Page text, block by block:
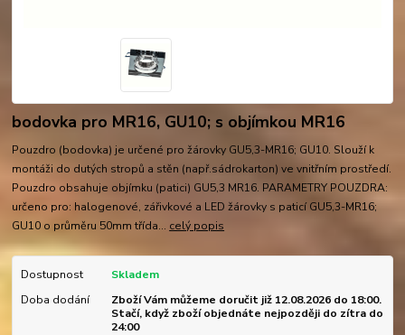
bodovka pro MR16, GU10; s objímkou MR16
Pouzdro (bodovka) je určené pro žárovky GU5,3-MR16; GU10. Slouží k
montáži do dutých stropů a stěn (např.sádrokarton) ve vnitřním prostředí.
Pouzdro obsahuje objímku (patici) GU5,3 MR16. PARAMETRY POUZDRA:
určeno pro: halogenové, zářivkové a LED žárovky s paticí GU5,3-MR16;
GU10 o průměru 50mm třída... celý popis
Dostupnost
Skladem
Doba dodání
Zboží Vám můžeme doručit již 12.08.2026 do 18:00.
Stačí, když zboží objednáte nejpozději do zítra do
24:00